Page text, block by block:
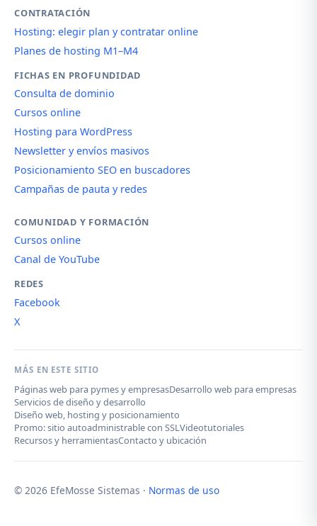
CONTRATACIÓN
Hosting: elegir plan y contratar online
Planes de hosting M1–M4
FICHAS EN PROFUNDIDAD
Consulta de dominio
Cursos online
Hosting para WordPress
Newsletter y envíos masivos
Posicionamiento SEO en buscadores
Campañas de pauta y redes
COMUNIDAD Y FORMACIÓN
Cursos online
Canal de YouTube
REDES
Facebook
X
MÁS EN ESTE SITIO
Páginas web para pymes y empresasDesarrollo web para empresas
Servicios de diseño y desarrollo
Diseño web, hosting y posicionamiento
Promo: sitio autoadministrable con SSLVideotutoriales
Recursos y herramientasContacto y ubicación
© 2026 EfeMosse Sistemas · Normas de uso